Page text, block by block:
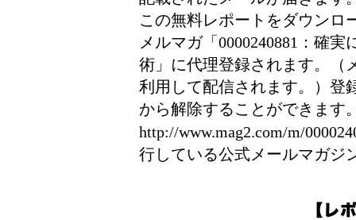
この無料レポートをダウンロ
メルマガ「0000240881：確
術」に代理登録されます。（
利用して配信されます。）登
から解除することができます
http://www.mag2.com/m/
行している公式メールマガジ